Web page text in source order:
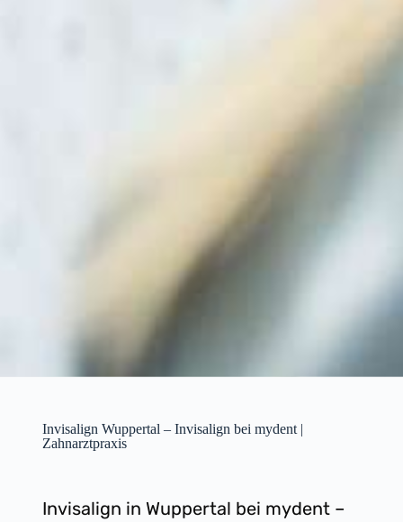
Invisalign Wuppertal – Invisalign bei mydent |
Zahnarztpraxis
Invisalign in Wuppertal bei mydent –